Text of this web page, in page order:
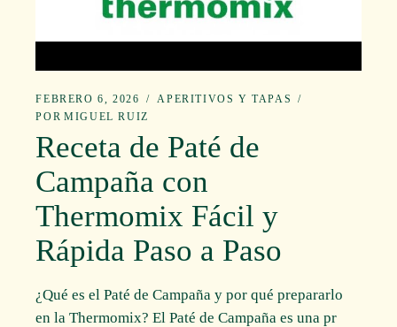
FEBRERO 6, 2026
APERITIVOS Y TAPAS
POR MIGUEL RUIZ
Receta de Paté de
Campaña con
Thermomix Fácil y
Rápida Paso a Paso
¿Qué es el Paté de Campaña y por qué prepararlo
en la Thermomix? El Paté de Campaña es una pr